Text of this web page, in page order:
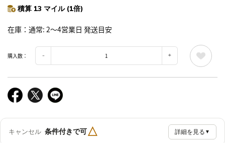
積算 13 マイル (1倍)
在庫 通常: 2～4営業日 発送目安
購入数：
キャンセル 条件付きで可△ 詳細を見る ▼